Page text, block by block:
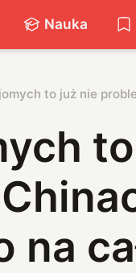
Nauka
to już nie
na